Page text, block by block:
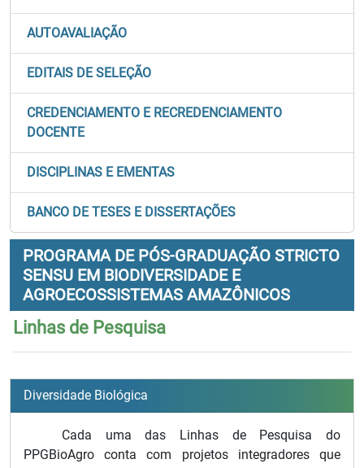
AUTOAVALIAÇÃO
EDITAIS DE SELEÇÃO
CREDENCIAMENTO E RECREDENCIAMENTO
DOCENTE
DISCIPLINAS E EMENTAS
BANCO DE TESES E DISSERTAÇÕES
PROGRAMA DE PÓS-GRADUAÇÃO STRICTO
SENSU EM BIODIVERSIDADE E
AGROECOSSISTEMAS AMAZÔNICOS
Linhas de Pesquisa
Diversidade Biológica
Cada uma das Linhas de Pesquisa do
PPGBioAgro conta com projetos integradores que